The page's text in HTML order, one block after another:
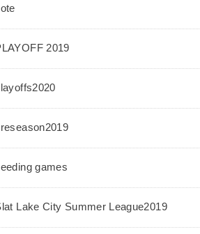
2019
games
Lake City Summer League2019